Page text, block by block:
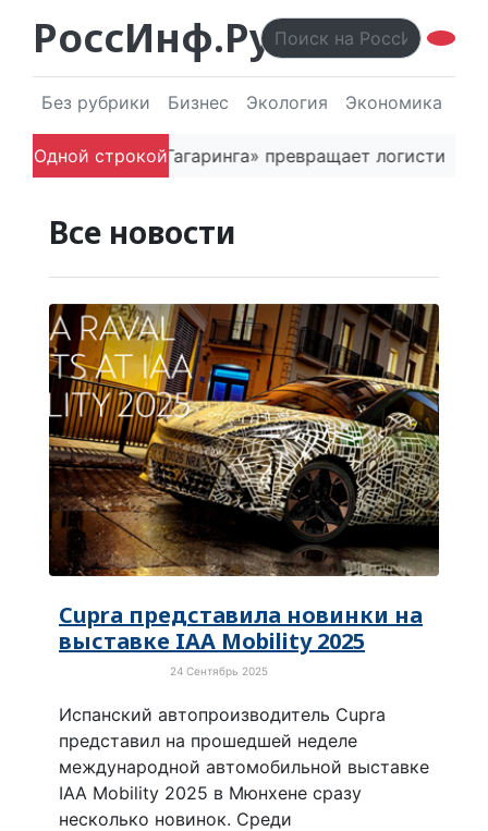
РоссИнф.Ру
Без рубрики Бизнес Экология Экономика
Одной строкой«Гагаринга» превращает логистическую
Все новости
Cupra представила новинки на
выставке IAA Mobility 2025
24 Сентябрь 2025
Испанский автопроизводитель Cupra
представил на прошедшей неделе
международной автомобильной выставке
IAA Mobility 2025 в Мюнхене сразу
несколько новинок. Среди